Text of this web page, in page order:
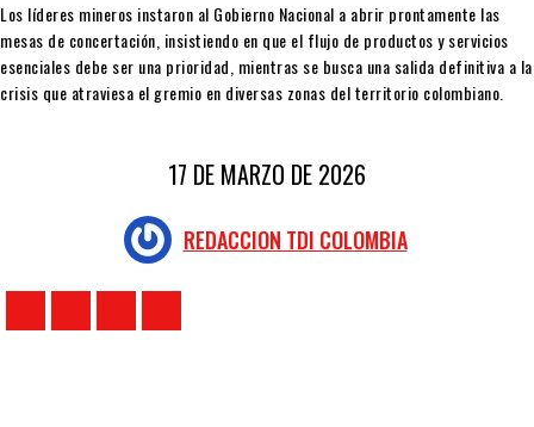
Los líderes mineros instaron al Gobierno Nacional a abrir prontamente las
mesas de concertación, insistiendo en que el flujo de productos y servicios
esenciales debe ser una prioridad, mientras se busca una salida definitiva a la
crisis que atraviesa el gremio en diversas zonas del territorio colombiano.
17 DE MARZO DE 2026
REDACCION TDI COLOMBIA